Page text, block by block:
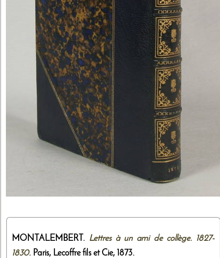
MONTALEMBERT. Lettres à un ami de collège. 1827-
1830. Paris, Lecoffre fils et Cie, 1873.